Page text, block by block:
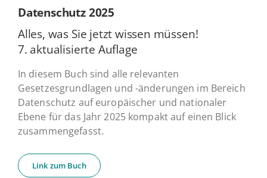
Daten­schutz 2025
Alles, was Sie jetzt wissen müssen!
7. ak­tua­li­sier­te Auflage
In diesem Buch sind alle relevanten
Gesetzesgrundlagen und -änderungen im Bereich
Datenschutz auf europäischer und nationaler
Ebene für das Jahr 2025 kompakt auf einen Blick
zusammengefasst.
Link zum Buch